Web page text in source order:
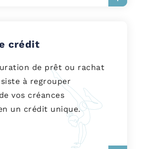
crédit
de prêt ou rachat
à regrouper
vos créances
un crédit unique.